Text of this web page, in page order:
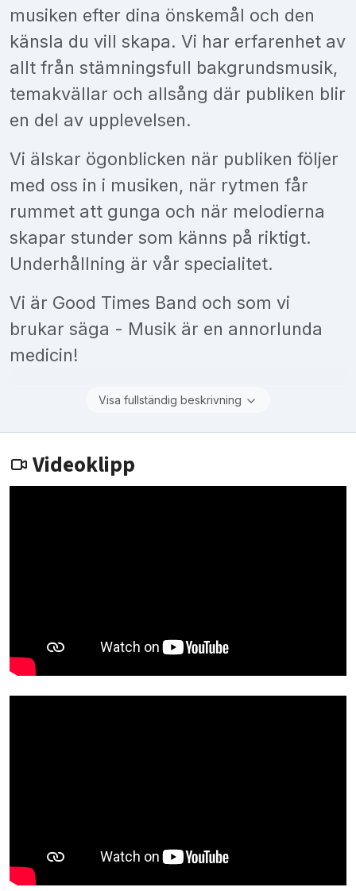
musiken efter dina önskemål och den
känsla du vill skapa. Vi har erfarenhet av
allt från stämningsfull bakgrundsmusik,
temakvällar och allsång där publiken blir
en del av upplevelsen.
Vi älskar ögonblicken när publiken följer
med oss in i musiken, när rytmen får
rummet att gunga och när melodierna
skapar stunder som känns på riktigt.
Underhållning är vår specialitet.
Vi är Good Times Band och som vi
brukar säga - Musik är en annorlunda
medicin!
Visa fullständig beskrivning
Videoklipp